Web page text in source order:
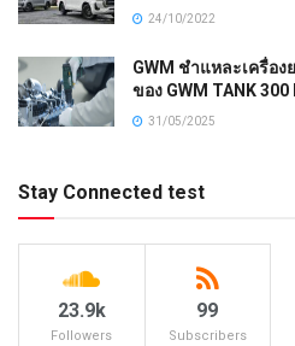
24/10/2022
GWM ชำแหละเครื่อ
ของ GWM TANK 300
31/05/2025
Stay Connected test
23.9k
Followers
99
Subscribers